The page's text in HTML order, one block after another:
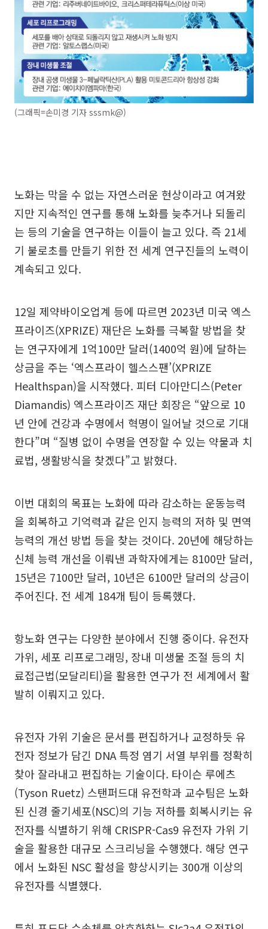
(그래픽=손미경 기자 sssmk@)
노화는 막을 수 없는 자연스러운 현상이라고 여겨왔
지만 지속적인 연구를 통해 노화를 늦추거나 되돌리
는 등의 기술을 연구하는 이들이 늘고 있다. 즉 21세
기 불로초를 만들기 위한 전 세계 연구진들의 노력이
계속되고 있다.
12일 제약바이오업계 등에 따르면 2023년 미국 엑스
프라이즈(XPRIZE) 재단은 노화를 극복할 방법을 찾
는 연구자에게 1억100만 달러(1400억 원)에 달하는
상금을 주는 ‘엑스프라이 헬스스팬’(XPRIZE
Healthspan)을 시작했다. 피터 디아만디스(Peter
Diamandis) 엑스프라이즈 재단 회장은 “앞으로 10
년 안에 건강과 수명에서 혁명이 일어날 것으로 기대
한다”며 “질병 없이 수명을 연장할 수 있는 약물과 치
료법, 생활방식을 찾겠다”고 밝혔다.
이번 대회의 목표는 노화에 따라 감소하는 운동능력
을 회복하고 기억력과 같은 인지 능력의 저하 및 면역
능력의 개선 방법 등을 찾는 것이다. 20년에 해당하는
신체 능력 개선을 이뤄낸 과학자에게는 8100만 달러,
15년은 7100만 달러, 10년은 6100만 달러의 상금이
주어진다. 전 세계 184개 팀이 등록했다.
항노화 연구는 다양한 분야에서 진행 중이다. 유전자
가위, 세포 리프로그래밍, 장내 미생물 조절 등의 치
료접근법(모달리티)을 활용한 연구가 전 세계에서 활
발히 이뤄지고 있다.
유전자 가위 기술은 문서를 편집하거나 교정하듯 유
전자 정보가 담긴 DNA 특정 염기 서열 부위를 정확히
찾아 잘라내고 편집하는 기술이다. 타이슨 루에츠
(Tyson Ruetz) 스탠퍼드대 유전학과 교수팀은 노화
된 신경 줄기세포(NSC)의 기능 저하를 회복시키는 유
전자를 식별하기 위해 CRISPR-Cas9 유전자 가위 기
술을 활용한 대규모 스크리닝을 수행했다. 해당 연구
에서 노화된 NSC 활성을 향상시키는 300개 이상의
유전자를 식별했다.